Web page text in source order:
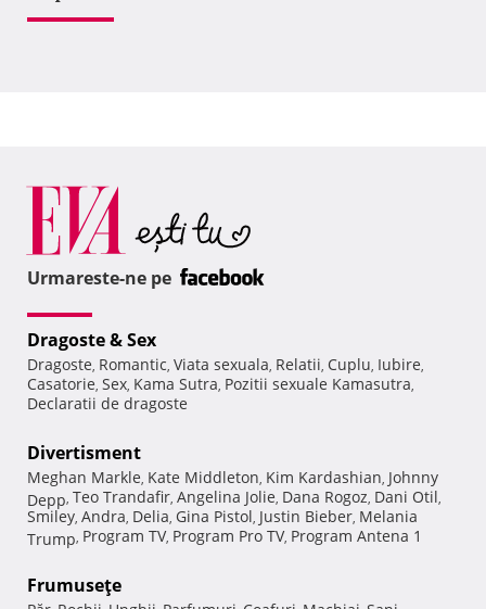
Urmareste-ne pe
Dragoste & Sex
Dragoste, Romantic, Viata sexuala, Relatii, Cuplu, Iubire,
Casatorie, Sex, Kama Sutra, Pozitii sexuale Kamasutra,
Declaratii de dragoste
Divertisment
Meghan Markle, Kate Middleton, Kim Kardashian, Johnny
Depp, Teo Trandafir, Angelina Jolie, Dana Rogoz, Dani Otil,
Smiley, Andra, Delia, Gina Pistol, Justin Bieber, Melania
Trump, Program TV, Program Pro TV, Program Antena 1
Frumuseţe